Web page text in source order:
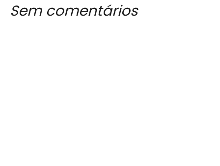
Sem comentários